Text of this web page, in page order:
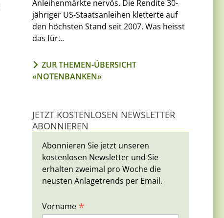
Anleihenmärkte nervös. Die Rendite 30-
jähriger US-Staatsanleihen kletterte auf
den höchsten Stand seit 2007. Was heisst
das für...
ZUR THEMEN-ÜBERSICHT
«NOTENBANKEN»
JETZT KOSTENLOSEN NEWSLETTER
ABONNIEREN
Abonnieren Sie jetzt unseren
kostenlosen Newsletter und Sie
erhalten zweimal pro Woche die
neusten Anlagetrends per Email.
Vorname *